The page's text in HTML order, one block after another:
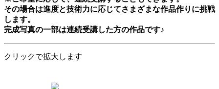
その場合は進度と技術力に応じてさまざまな作品作りに挑戦
します。
完成写真の一部は連続受講した方の作品です♪
クリックで拡大します